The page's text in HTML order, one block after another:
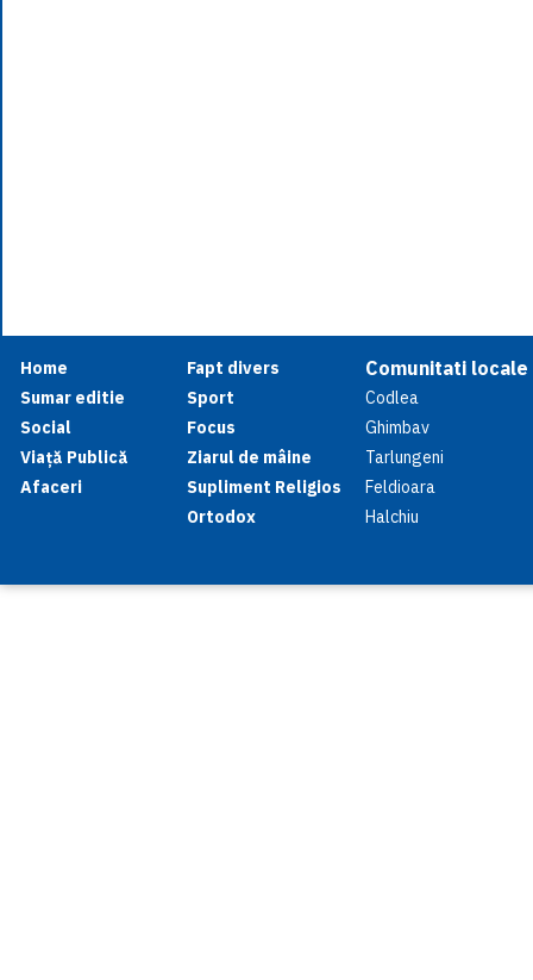
Home
Sumar editie
Social
Viață Publică
Afaceri
Fapt divers
Sport
Focus
Ziarul de mâine
Supliment Religios
Ortodox
Comunitati locale
Codlea
Ghimbav
Tarlungeni
Feldioara
Halchiu